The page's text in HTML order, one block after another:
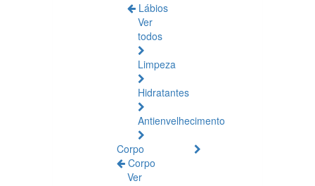
Lábios
Ver
todos
Limpeza
Hidratantes
Antienvelhecimento
Corpo
Corpo
Ver